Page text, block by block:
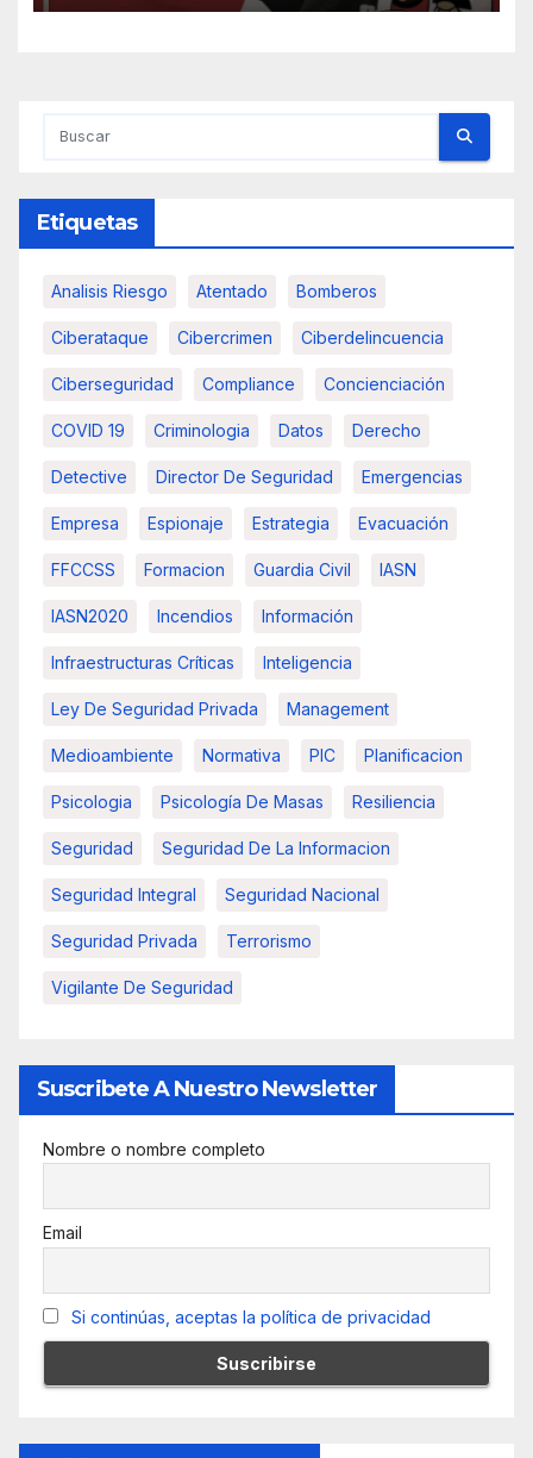
Etiquetas
Analisis Riesgo Atentado Bomberos
Ciberataque Cibercrimen Ciberdelincuencia
Ciberseguridad Compliance Concienciación
COVID 19 Criminologia Datos Derecho
Detective Director De Seguridad Emergencias
Empresa Espionaje Estrategia Evacuación
FFCCSS Formacion Guardia Civil IASN
IASN2020 Incendios Información
Infraestructuras Críticas Inteligencia
Ley De Seguridad Privada Management
Medioambiente Normativa PIC Planificacion
Psicologia Psicología De Masas Resiliencia
Seguridad Seguridad De La Informacion
Seguridad Integral Seguridad Nacional
Seguridad Privada Terrorismo
Vigilante De Seguridad
Suscribete A Nuestro Newsletter
Nombre o nombre completo
Email
Si continúas, aceptas la política de privacidad